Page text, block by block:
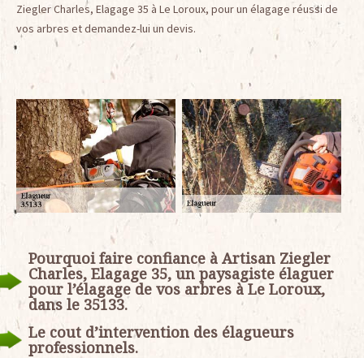
Ziegler Charles, Elagage 35 à Le Loroux, pour un élagage réussi de
vos arbres et demandez-lui un devis.
Pourquoi faire confiance à Artisan Ziegler
Charles, Elagage 35, un paysagiste élaguer
pour l’élagage de vos arbres à Le Loroux,
dans le 35133.
Le cout d’intervention des élagueurs
professionnels.